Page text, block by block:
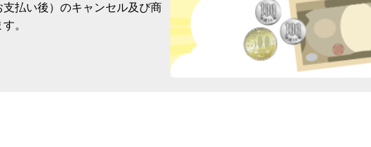
払い後）のキャンセル及び商
。